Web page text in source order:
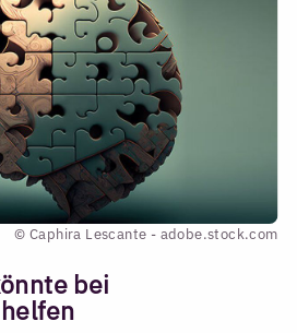
© Caphira Lescante - adobe.stock.com
bei